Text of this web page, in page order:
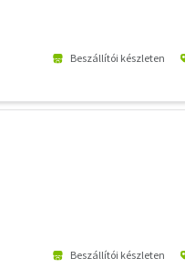
Beszállítói készleten
Beszállítói készleten